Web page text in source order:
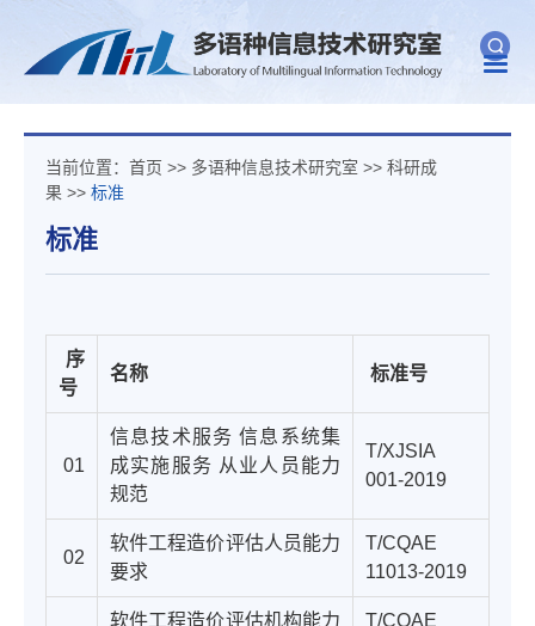
当前位置： 首页 >> 多语种信息技术研究室 >> 科研成
果 >> 标准
标准
序
号
名称 标准号
01
信息技术服务 信息系统集
成实施服务 从业人员能力
规范
T/XJSIA
001-2019
02
软件工程造价评估人员能力
要求
T/CQAE
11013-2019
软件工程造价评估机构能力
T/CQAE